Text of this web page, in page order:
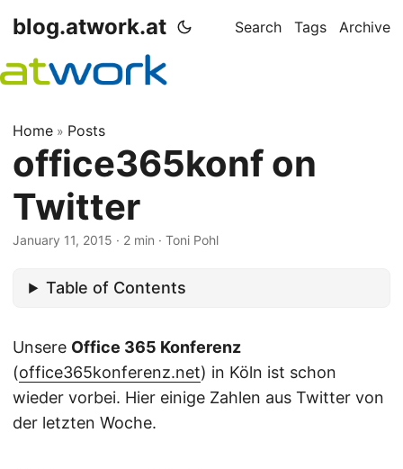
blog.atwork.at Search Tags Archive
Home » Posts
office365konf on
Twitter
January 11, 2015 · 2 min · Toni Pohl
Table of Contents
Unsere Office 365 Konferenz
(office365konferenz.net) in Köln ist schon
wieder vorbei. Hier einige Zahlen aus Twitter von
der letzten Woche.